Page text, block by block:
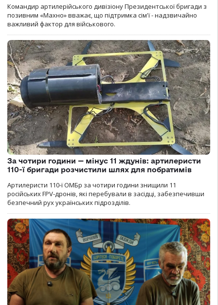
Командир артилерійського дивізіону Президентської бригади з
позивним «Махно» вважає, що підтримка сім'ї - надзвичайно
важливий фактор для військового.
За чотири години — мінус 11 ждунів: артилеристи
110-ї бригади розчистили шлях для побратимів
Артилеристи 110-ї ОМБр за чотири години знищили 11
російських FPV-дронів, які перебували в засідці, забезпечивши
безпечний рух українських підрозділів.